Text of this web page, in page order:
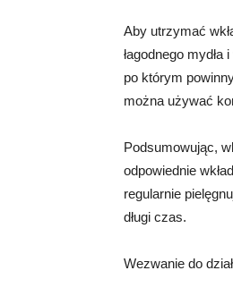
Aby utrzymać
łagodnego
po którym
można używać
Podsumowując,
odpowiednie
regularnie
długi czas.
Wezwanie do